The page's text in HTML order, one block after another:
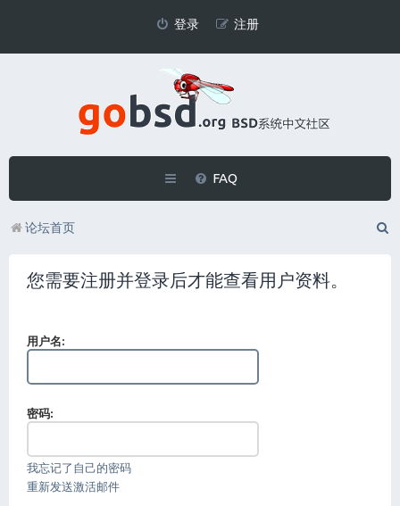
登录 注册
FAQ
论坛首页
您需要注册并登录后才能查看用户资料。
用户名:
密码:
我忘记了自己的密码
重新发送激活邮件